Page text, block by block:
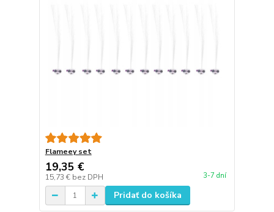
Flameey set
19,35 €
15,73 € bez DPH 3-7 dní
Pridať do košíka